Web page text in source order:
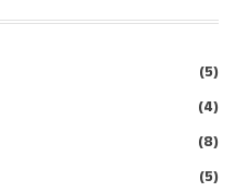
(5)
(4)
(8)
(5)